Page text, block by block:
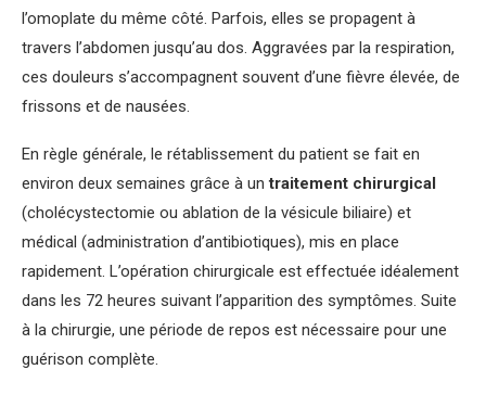
l’omoplate du même côté. Parfois, elles se propagent à
travers l’abdomen jusqu’au dos. Aggravées par la respiration,
ces douleurs s’accompagnent souvent d’une fièvre élevée, de
frissons et de nausées.
En règle générale, le rétablissement du patient se fait en
environ deux semaines grâce à untraitement chirurgical
(cholécystectomie ou ablation de la vésicule biliaire) et
médical (administration d’antibiotiques), mis en place
rapidement. L’opération chirurgicale est effectuée idéalement
dans les 72 heures suivant l’apparition des symptômes. Suite
à la chirurgie, une période de repos est nécessaire pour une
guérison complète.